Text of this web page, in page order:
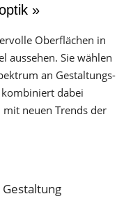
»
Oberflächen in
aussehen. Sie wählen
an Gestaltungs­
dabei
neuen Trends der